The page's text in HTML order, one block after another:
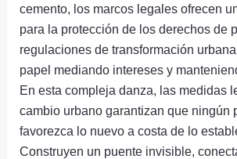
cemento, los marcos legales ofrecen
para la protección de los derechos de
regulaciones de transformación
papel mediando intereses y
En esta compleja danza, las medidas
cambio urbano garantizan que ningún
favorezca lo nuevo a costa de lo
Construyen un puente invisible,